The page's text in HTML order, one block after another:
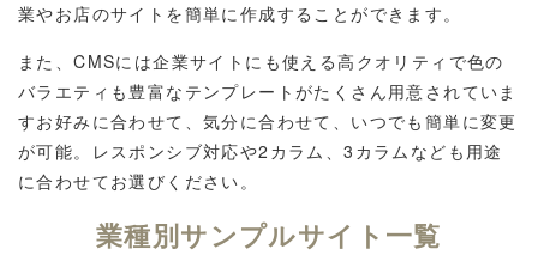
業やお店のサイトを簡単に作成することができます。
また、CMSには企業サイトにも使える高クオリティで色の
バラエティも豊富なテンプレートがたくさん用意されていま
すお好みに合わせて、気分に合わせて、いつでも簡単に変更
が可能。レスポンシブ対応や2カラム、3カラムなども用途
に合わせてお選びください。
業種別サンプルサイト一覧